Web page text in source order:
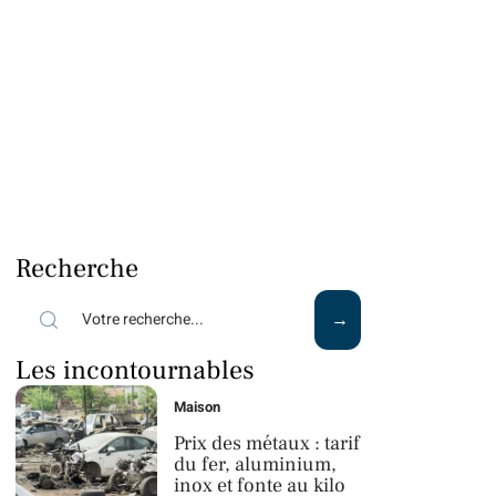
Recherche
Les incontournables
Maison
Prix des métaux : tarif
du fer, aluminium,
inox et fonte au kilo